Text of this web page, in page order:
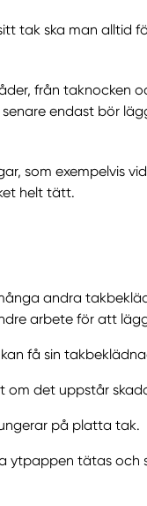
tak ska man alltid
från taknocken
endast bör
som exempelvis
helt tätt.
andra
arbete för att
få sin
om det uppstår
på platta tak.
ytpappen tätas